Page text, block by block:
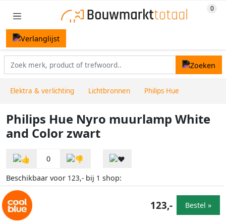
Elektra & verlichting Lichtbronnen Philips Hue
Philips Hue Nyro muurlamp White
and Color zwart
0
Beschikbaar voor 123,- bij 1 shop:
123,- Bestel »